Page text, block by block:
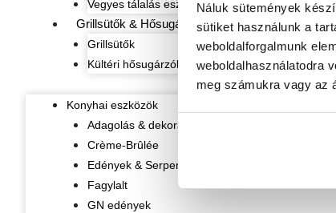
Náluk sütemények
sütiket használunk a
weboldalforgalmunk
weboldalhasználatodra
meg számukra vagy az
Vegyes tálalás eszközök
Grillsütők & Hősugárzók
Grillsütők
Kültéri hősugárzók
Konyhai eszközök
Adagolás & dekorálás
Crème-Brûlée
Edények & Serpenyők
Fagylalt
GN edények